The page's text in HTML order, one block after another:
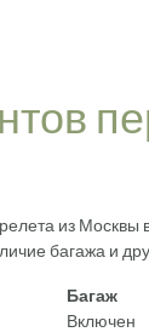
из
багажа и
Багаж
Включен